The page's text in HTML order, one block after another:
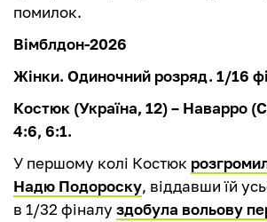
помилок.
Вімблдон-2026
Жінки. Одиночний розряд. 1/16
Костюк (Україна, 12) – Наварро
4:6, 6:1.
У першому колі Костюк
Надю Подороску, віддавши їй
в 1/32 фіналу здобула вольову